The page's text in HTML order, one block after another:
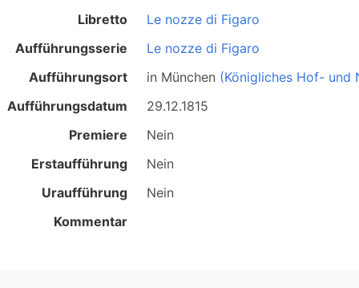
Libretto
Le nozze di Figaro
Aufführungsserie
Le nozze di Figaro
Aufführungsort
in München (Königliches Hof- und
Aufführungsdatum
29.12.1815
Premiere
Nein
Erstaufführung
Nein
Uraufführung
Nein
Kommentar